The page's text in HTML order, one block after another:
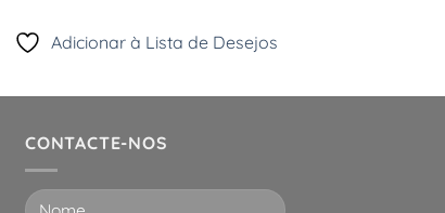
Adicionar à Lista de Desejos
CONTACTE-NOS